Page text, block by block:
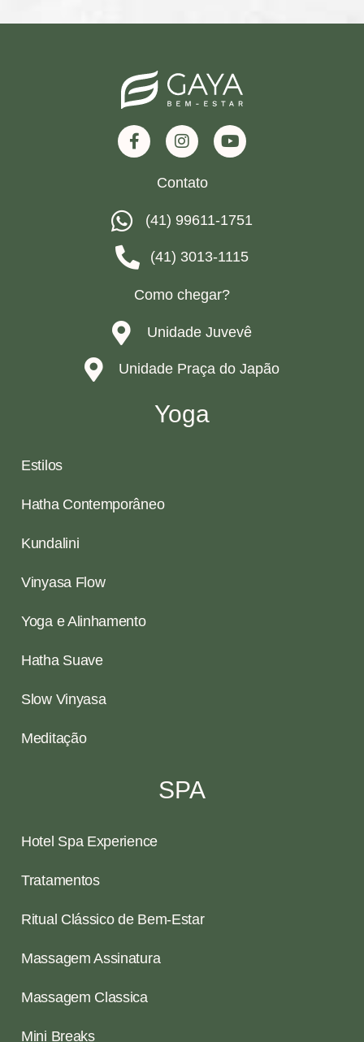
Contato
(41) 99611-1751
(41) 3013-1115
Como chegar?
Unidade Juvevê
Unidade Praça do Japão
Yoga
Estilos
Hatha Contemporâneo
Kundalini
Vinyasa Flow
Yoga e Alinhamento
Hatha Suave
Slow Vinyasa
Meditação
SPA
Hotel Spa Experience
Tratamentos
Ritual Clássico de Bem-Estar
Massagem Assinatura
Massagem Classica
Mini Breaks